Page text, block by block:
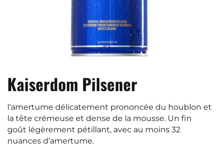
Kaiserdom Pilsener
l‘amertume délicatement prononcée du houblon et
la tête crémeuse et dense de la mousse. Un fin
goût légèrement pétillant, avec au moins 32
nuances d‘amertume.